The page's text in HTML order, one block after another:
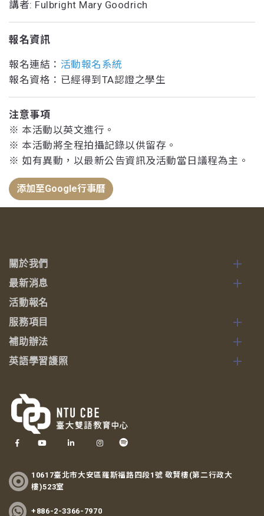
講者: Fulbright Mary Goodrich
報名資訊
報名連結： 活動報名系統
報名資格：已經得到TA認證之學生
注意事項
※ 本活動以英文進行。
※ 本活動將全程拍攝記錄以供留存。
※ 如有異動，以最新公告資訊及活動當日議程為主。
添加至Google行事曆
10617臺北市大安區羅斯福路四段1號 敬賢樓(第二行政大
樓)523室
+886-2-3366-7970
關於我們
最新消息
活動報名
服務項目
補助辦法
英語學習護照